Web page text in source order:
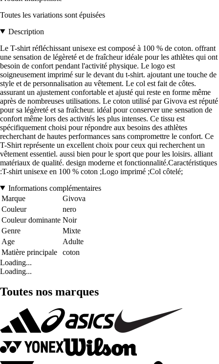
Toutes les variations sont épuisées
Description
Le T-shirt réfléchissant unisexe est composé à 100 % de coton. offrant
une sensation de légèreté et de fraîcheur idéale pour les athlètes qui ont
besoin de confort pendant l'activité physique. Le logo est
soigneusement imprimé sur le devant du t-shirt. ajoutant une touche de
style et de personnalisation au vêtement. Le col est fait de côtes.
assurant un ajustement confortable et ajusté qui reste en forme même
après de nombreuses utilisations. Le coton utilisé par Givova est réputé
pour sa légèreté et sa fraîcheur. idéal pour conserver une sensation de
confort même lors des activités les plus intenses. Ce tissu est
spécifiquement choisi pour répondre aux besoins des athlètes
recherchant de hautes performances sans compromettre le confort. Ce
T-Shirt représente un excellent choix pour ceux qui recherchent un
vêtement essentiel. aussi bien pour le sport que pour les loisirs. alliant
matériaux de qualité. design moderne et fonctionnalité.Caractéristiques
:T-shirt unisexe en 100 % coton ;Logo imprimé ;Col côtelé;
Informations complémentaires
Marque
Givova
Couleur
nero
Couleur dominante Noir
Genre
Mixte
Age
Adulte
Matière principale
coton
Loading...
Loading...
Toutes nos marques